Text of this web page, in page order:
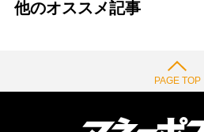
他のオススメ記事
PAGE TOP